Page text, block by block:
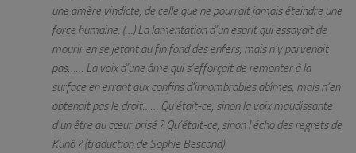
une amère vindicte, de celle que ne pourrait jamais éteindre une
force humaine. (…) La lamentation d’un esprit qui essayait de
mourir en se jetant au fin fond des enfers, mais n’y parvenait
pas…… La voix d’une âme qui s’efforçait de remonter à la
surface en errant aux confins d’innombrables abîmes, mais n’en
obtenait pas le droit…… Qu’était-ce, sinon la voix maudissante
d’un être au cœur brisé ? Qu’était-ce, sinon l’écho des regrets de
Kunô ?(traduction de Sophie Bescond)